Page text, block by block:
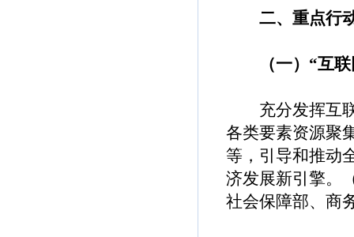
二、重点行
（一）“互联
充分发挥互联
各类要素资源聚
等，引导和推动
济发展新引擎。
社会保障部、商